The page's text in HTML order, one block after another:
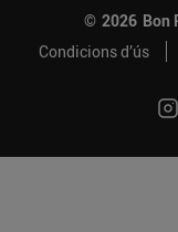
© 2026 Bon
Condicions d’ús